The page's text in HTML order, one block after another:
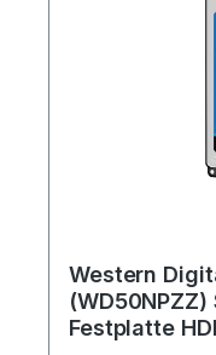
Western
Festplatte